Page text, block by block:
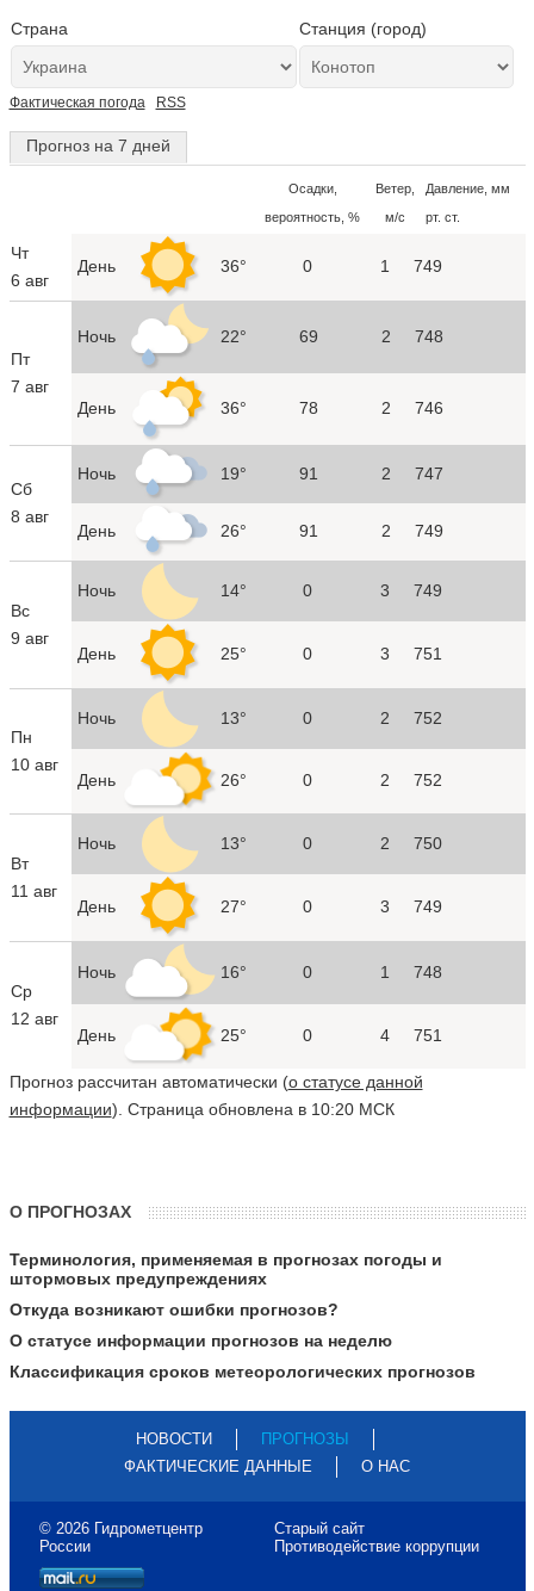
Страна Станция (город)
Фактическая погода RSS
Прогноз на 7 дней
Осадки,
вероятность, %
Ветер,
м/с
Давление, мм
рт. ст.
Чт
6 авг
День 36° 0 1 749
Пт
7 авг
Ночь 22° 69 2 748
День 36° 78 2 746
Сб
8 авг
Ночь 19° 91 2 747
День 26° 91 2 749
Вс
9 авг
Ночь 14° 0 3 749
День 25° 0 3 751
Пн
10 авг
Ночь 13° 0 2 752
День 26° 0 2 752
Вт
11 авг
Ночь 13° 0 2 750
День 27° 0 3 749
Ср
12 авг
Ночь 16° 0 1 748
День 25° 0 4 751
Прогноз рассчитан автоматически (о статусе данной
информации). Страница обновлена в 10:20 МСК
О ПРОГНОЗАХ
Терминология, применяемая в прогнозах погоды и
штормовых предупреждениях
Откуда возникают ошибки прогнозов?
О статусе информации прогнозов на неделю
Классификация сроков метеорологических прогнозов
НОВОСТИ
ПРОГНОЗЫ
ФАКТИЧЕСКИЕ ДАННЫЕ
О НАС
© 2026 Гидрометцентр
России
Старый сайт
Противодействие коррупции